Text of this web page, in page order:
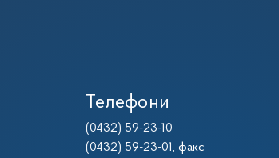
Телефони
(0432) 59-23-10
(0432) 59-23-01 , факс